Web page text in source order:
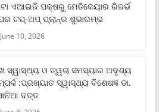
ଏଆଇଜି ପକ୍ଷରୁ ମେଡିକେୟାର ରିଜର୍ଭ
ଟପ୍‌-ଅପ୍ ପ୍ଲାନ୍‌ର ଶୁଭାରମ୍ଭ
June 10, 2026
ସ୍ୱାସ୍ଥ୍ୟ ଓ ତ୍ୱଚା ସମସ୍ୟାର ଅଦୃଶ୍ୟ
:ପ୍ରଖ୍ୟାତ ସ୍ୱାସ୍ଥ୍ୟ ବିଶେଷଜ୍ଞ ଡା.
ଦତ୍ତ